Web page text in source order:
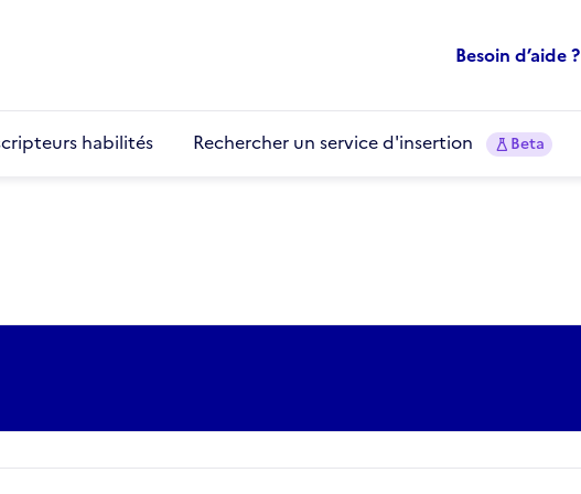
Besoin d’aide ?
habilités Rechercher un service d'insertion Beta